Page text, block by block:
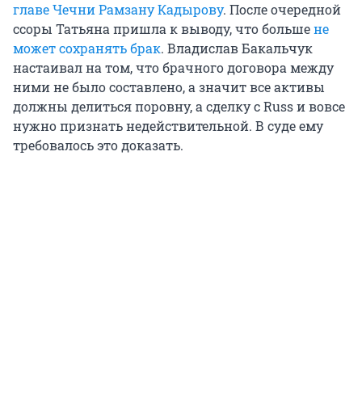
главе Чечни Рамзану Кадырову. После очередной
ссоры Татьяна пришла к выводу, что большене
может сохранять брак. Владислав Бакальчук
настаивал на том, что брачного договора между
ними не было составлено, а значит все активы
должны делиться поровну, а сделку с Russ и вовсе
нужно признать недействительной. В суде ему
требовалось это доказать.